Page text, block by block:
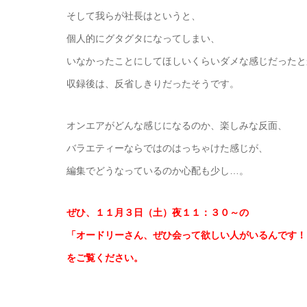
そして我らが社長はというと、
個人的にグタグタになってしまい、
いなかったことにしてほしいくらいダメな感じだった
収録後は、反省しきりだったそうです。
オンエアがどんな感じになるのか、楽しみな反面、
バラエティーならではのはっちゃけた感じが、
編集でどうなっているのか心配も少し…。
ぜひ、１１月３日（土）夜１１：３０～の
「オードリーさん、ぜひ会って欲しい人がいるんです
をご覧ください。